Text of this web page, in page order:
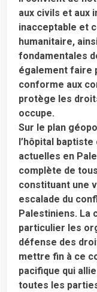
aux civils et aux
inacceptable et
humanitaire,
fondamentales
également faire
conforme aux
protège les
occupe.
Sur le plan
l’hôpital
actuelles en
complète de
constituant une
escalade du
Palestiniens. La
particulier les
défense des
mettre fin à ce
pacifique qui
toutes les